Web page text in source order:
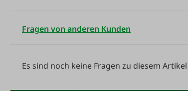
Fragen von anderen Kunden
Es sind noch keine Fragen zu diesem